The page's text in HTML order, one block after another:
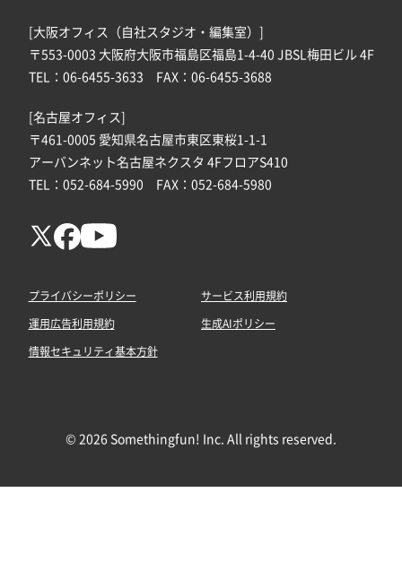
[大阪オフィス（自社スタジオ・編集室）]
〒553-0003 大阪府大阪市福島区福島1-4-40 JBSL梅田ビル 4F
TEL：06-6455-3633 FAX：06-6455-3688
[名古屋オフィス]
〒461-0005 愛知県名古屋市東区東桜1-1-1
アーバンネット名古屋ネクスタ 4FフロアS410
TEL：052-684-5990 FAX：052-684-5980
プライバシーポリシー サービス利用規約
運用広告利用規約 生成AIポリシー
情報セキュリティ基本方針
© 2026 Somethingfun! Inc. All rights reserved.